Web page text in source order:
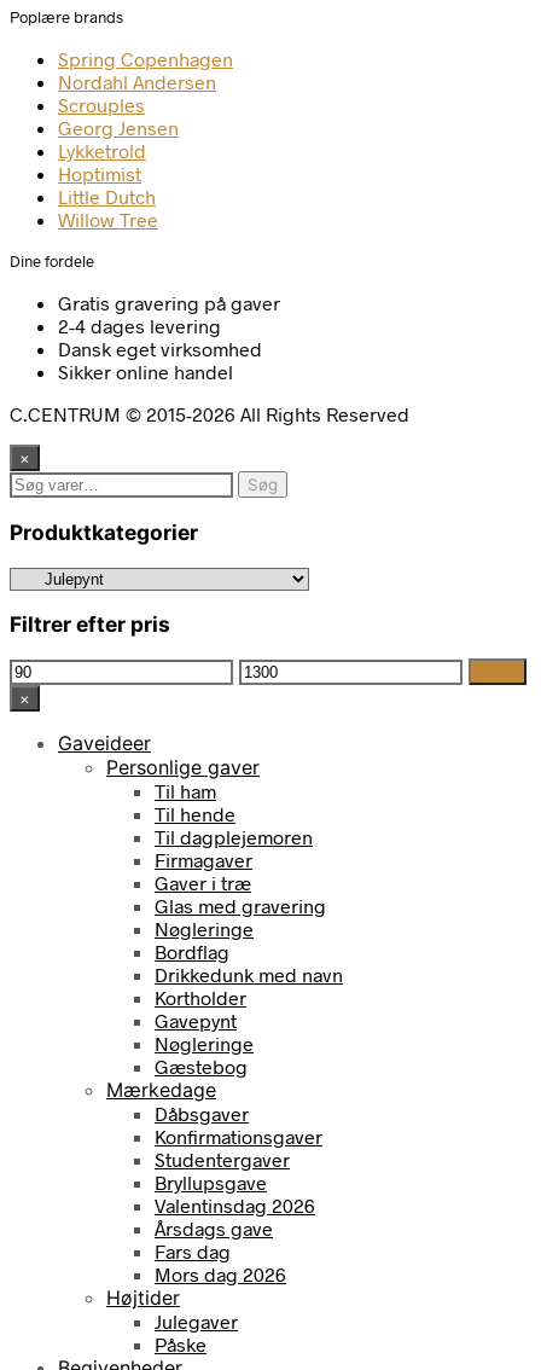
Poplære brands
Spring Copenhagen
Nordahl Andersen
Scrouples
Georg Jensen
Lykketrold
Hoptimist
Little Dutch
Willow Tree
Dine fordele
Gratis gravering på gaver
2-4 dages levering
Dansk eget virksomhed
Sikker online handel
C.CENTRUM © 2015-2026 All Rights Reserved
×
Søg
Søg
Produktkategorier
Filtrer efter pris
Mindste
pris
Højeste
pris
×
Gaveideer
Personlige gaver
Til ham
Til hende
Til dagplejemoren
Firmagaver
Gaver i træ
Glas med gravering
Nøgleringe
Bordflag
Drikkedunk med navn
Kortholder
Gavepynt
Nøgleringe
Gæstebog
Mærkedage
Dåbsgaver
Konfirmationsgaver
Studentergaver
Bryllupsgave
Valentinsdag 2026
Årsdags gave
Fars dag
Mors dag 2026
Højtider
Julegaver
Påske